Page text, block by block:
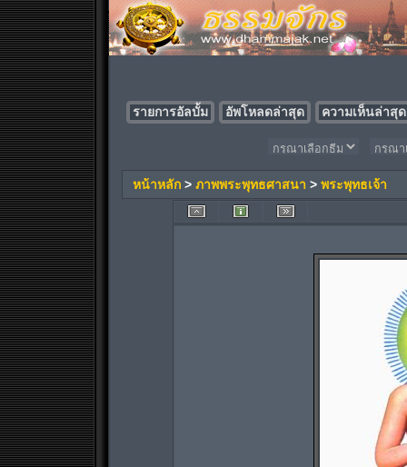
รายการอัลบั้ม อัพโหลดล่าสุด ความเห็นล่าสุด
หน้าหลัก> ภาพพระพุทธศาสนา > พระพุทธเจ้า